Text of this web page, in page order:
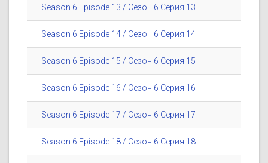
Season 6 Episode 13 / Сезон 6 Серия 13
Season 6 Episode 14 / Сезон 6 Серия 14
Season 6 Episode 15 / Сезон 6 Серия 15
Season 6 Episode 16 / Сезон 6 Серия 16
Season 6 Episode 17 / Сезон 6 Серия 17
Season 6 Episode 18 / Сезон 6 Серия 18